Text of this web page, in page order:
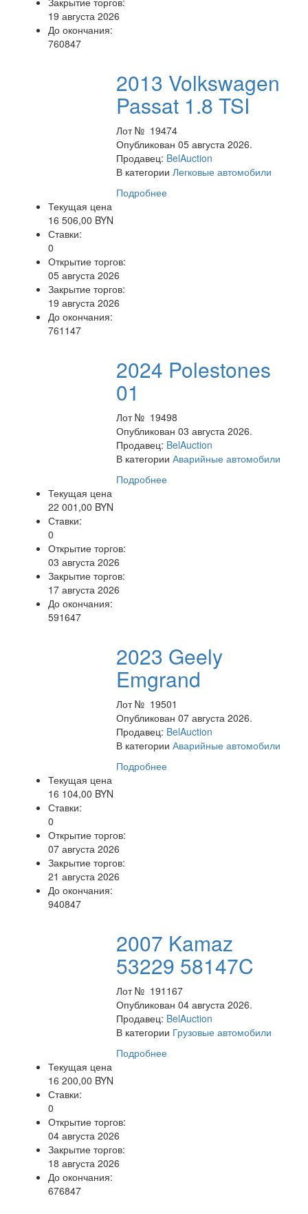
19 августа 2026
До окончания:
760847
2013 Volkswagen
Passat 1.8 TSI
Лот № 19474
Опубликован 05 августа 2026.
Продавец: BelAuction
В категорииЛегковые автомобили
Подробнее
Текущая цена
16 506,00 BYN
Ставки:
0
Открытие торгов:
05 августа 2026
Закрытие торгов:
19 августа 2026
До окончания:
761147
2024 Polestones
01
Лот № 19498
Опубликован 03 августа 2026.
Продавец: BelAuction
В категорииАварийные автомобили
Подробнее
Текущая цена
22 001,00 BYN
Ставки:
0
Открытие торгов:
03 августа 2026
Закрытие торгов:
17 августа 2026
До окончания:
591647
2023 Geely
Emgrand
Лот № 19501
Опубликован 07 августа 2026.
Продавец: BelAuction
В категорииАварийные автомобили
Подробнее
Текущая цена
16 104,00 BYN
Ставки:
0
Открытие торгов:
07 августа 2026
Закрытие торгов:
21 августа 2026
До окончания:
940847
2007 Kamaz
53229 58147C
Лот № 191167
Опубликован 04 августа 2026.
Продавец: BelAuction
В категории Грузовые автомобили
Подробнее
Текущая цена
16 200,00 BYN
Ставки:
0
Открытие торгов:
04 августа 2026
Закрытие торгов:
18 августа 2026
До окончания:
676847